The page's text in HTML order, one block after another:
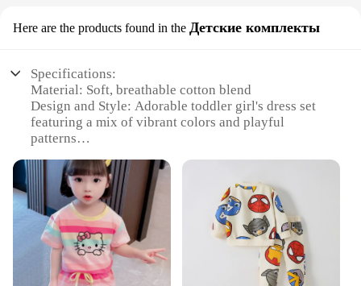
Here are the products found in the Детские комплекты
Specifications:
Material: Soft, breathable cotton blend
Design and Style: Adorable toddler girl's dress set
featuring a mix of vibrant colors and playful
patterns
playdates, and family outings
Shape or Size: Designed to fit toddler girls aged 2-4
years, with sizes tailored for comfort
Performance and Property: Durable, easy-to-care-
for fabric ensures long-lasting wear
Parts and Accessories: Includes a matching T-shirt
and dress, complete with a charming bow detail